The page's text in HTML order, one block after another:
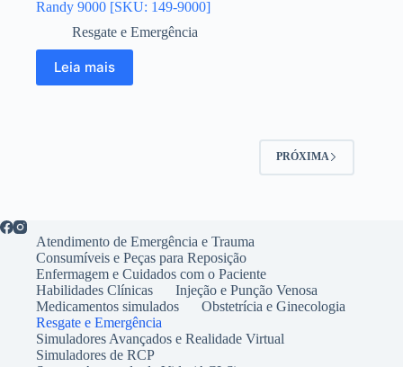
Randy 9000 [SKU: 149-9000]
Resgate e Emergência
Leia mais
PRÓXIMA
Atendimento de Emergência e Trauma
Consumíveis e Peças para Reposição
Enfermagem e Cuidados com o Paciente
Habilidades Clínicas
Injeção e Punção Venosa
Medicamentos simulados
Obstetrícia e Ginecologia
Resgate e Emergência
Simuladores Avançados e Realidade Virtual
Simuladores de RCP